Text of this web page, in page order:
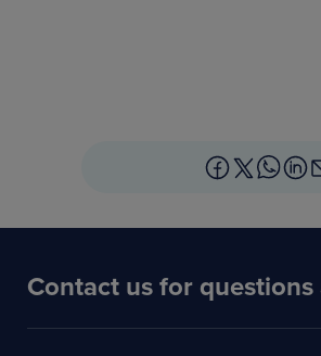
Contact us for questions